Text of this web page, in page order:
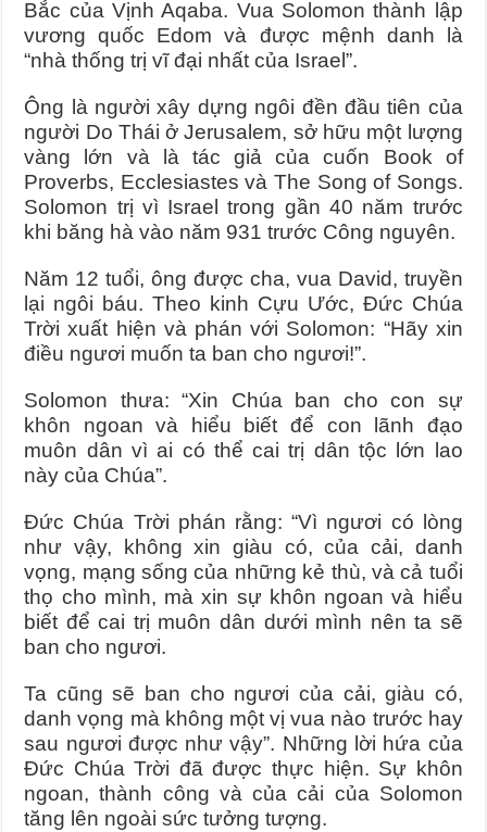
Bắc của Vịnh Aqaba. Vua Solomon thành lập
vương quốc Edom và được mệnh danh là
“nhà thống trị vĩ đại nhất của Israel”.
Ông là người xây dựng ngôi đền đầu tiên của
người Do Thái ở Jerusalem, sở hữu một lượng
vàng lớn và là tác giả của cuốn Book of
Proverbs, Ecclesiastes và The Song of Songs.
Solomon trị vì Israel trong gần 40 năm trước
khi băng hà vào năm 931 trước Công nguyên.
Năm 12 tuổi, ông được cha, vua David, truyền
lại ngôi báu. Theo kinh Cựu Ước, Đức Chúa
Trời xuất hiện và phán với Solomon: “Hãy xin
điều ngươi muốn ta ban cho ngươi!”.
Solomon thưa: “Xin Chúa ban cho con sự
khôn ngoan và hiểu biết để con lãnh đạo
muôn dân vì ai có thể cai trị dân tộc lớn lao
này của Chúa”.
Đức Chúa Trời phán rằng: “Vì ngươi có lòng
như vậy, không xin giàu có, của cải, danh
vọng, mạng sống của những kẻ thù, và cả tuổi
thọ cho mình, mà xin sự khôn ngoan và hiểu
biết để cai trị muôn dân dưới mình nên ta sẽ
ban cho ngươi.
Ta cũng sẽ ban cho ngươi của cải, giàu có,
danh vọng mà không một vị vua nào trước hay
sau ngươi được như vậy”. Những lời hứa của
Đức Chúa Trời đã được thực hiện. Sự khôn
ngoan, thành công và của cải của Solomon
tăng lên ngoài sức tưởng tượng.